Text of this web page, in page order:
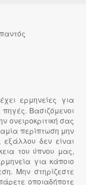
ερμηνείες για
Βασιζόμενοι
ονειροκριτική σας
περίπτωση μην
δεν είναι
του ύπνου μας,
για κάποιο
Μην στηρίζεστε
οποιαδήποτε